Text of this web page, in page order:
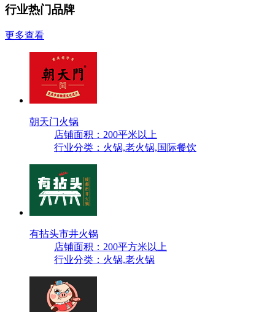
行业热门品牌
更多查看
朝天门火锅
店铺面积：200平米以上
行业分类：火锅,老火锅,国际餐饮
有拈头市井火锅
店铺面积：200平方米以上
行业分类：火锅,老火锅